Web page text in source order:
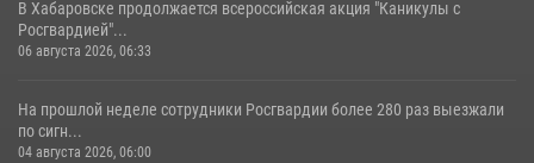
В Хабаровске продолжается всероссийская акция "Каникулы с
Росгвардией"...
06 августа 2026, 06:33
На прошлой неделе сотрудники Росгвардии более 280 раз выезжали
по сигн...
04 августа 2026, 06:00